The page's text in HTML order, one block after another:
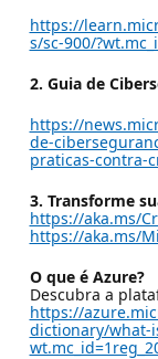
https://
s/sc-900/
2. Guia de
https://
de-
praticas-contra-
3. Transforme
https://aka.ms/
https://aka.ms/
O que é Azure?
Descubra a
https://
dictionary/what-